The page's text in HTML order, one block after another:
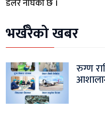
डलर नाघेको छ ।
भर्खरैको खबर
रुग्ण